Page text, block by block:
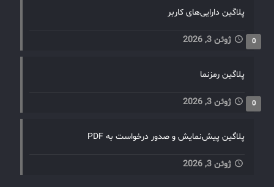
پلاگین دارایی‌های کاربر
ژوئن 3, 2026 0
پلاگین رمزنما
ژوئن 3, 2026 0
پلاگین پیش‌نمایش و صدور درخواست به PDF
ژوئن 3, 2026